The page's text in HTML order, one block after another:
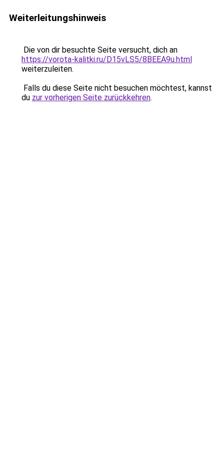
Weiterleitungshinweis
Die von dir besuchte Seite versucht, dich an
https://vorota-kalitki.ru/D15vLS5/8BEEA9u.html
weiterzuleiten.
Falls du diese Seite nicht besuchen möchtest, kannst
du zur vorherigen Seite zurückkehren.